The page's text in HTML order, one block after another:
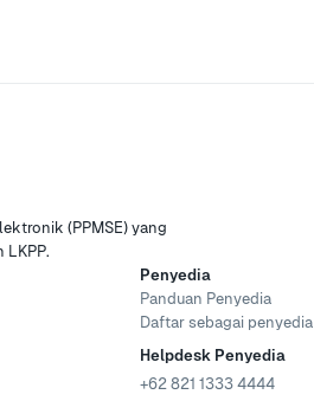
(PPMSE) yang
LKPP.
Penyedia
Panduan Penyedia
Daftar sebagai penyedia
Helpdesk Penyedia
+62 821 1333 4444